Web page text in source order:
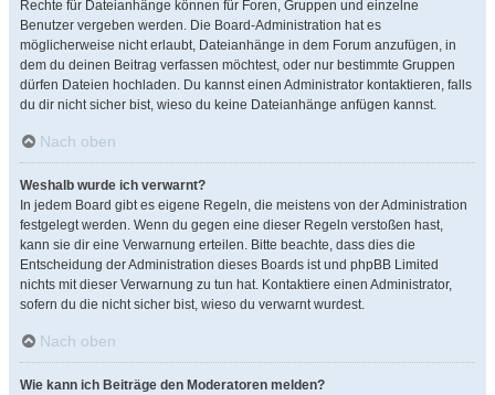
Rechte für Dateianhänge können für Foren, Gruppen und einzelne
Benutzer vergeben werden. Die Board-Administration hat es
möglicherweise nicht erlaubt, Dateianhänge in dem Forum anzufügen, in
dem du deinen Beitrag verfassen möchtest, oder nur bestimmte Gruppen
dürfen Dateien hochladen. Du kannst einen Administrator kontaktieren, falls
du dir nicht sicher bist, wieso du keine Dateianhänge anfügen kannst.
Nach oben
Weshalb wurde ich verwarnt?
In jedem Board gibt es eigene Regeln, die meistens von der Administration
festgelegt werden. Wenn du gegen eine dieser Regeln verstoßen hast,
kann sie dir eine Verwarnung erteilen. Bitte beachte, dass dies die
Entscheidung der Administration dieses Boards ist und phpBB Limited
nichts mit dieser Verwarnung zu tun hat. Kontaktiere einen Administrator,
sofern du die nicht sicher bist, wieso du verwarnt wurdest.
Nach oben
Wie kann ich Beiträge den Moderatoren melden?